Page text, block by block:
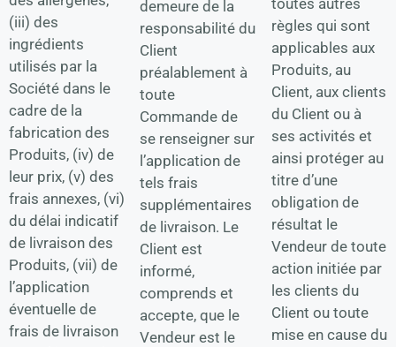
(iii) des
ingrédients
utilisés par la
Société dans le
cadre de la
fabrication des
Produits, (iv) de
leur prix, (v) des
frais annexes, (vi)
du délai indicatif
de livraison des
Produits, (vii) de
l’application
éventuelle de
frais de livraison
demeure de la
responsabilité du
Client
préalablement à
toute
Commande de
se renseigner sur
l’application de
tels frais
supplémentaires
de livraison. Le
Client est
informé,
comprends et
accepte, que le
Vendeur est le
règles qui sont
applicables aux
Produits, au
Client, aux clients
du Client ou à
ses activités et
ainsi protéger au
titre d’une
obligation de
résultat le
Vendeur de toute
action initiée par
les clients du
Client ou toute
mise en cause du